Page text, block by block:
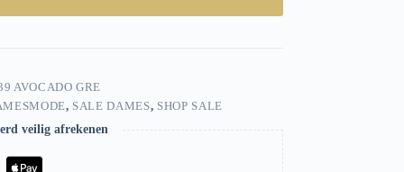
AVOCADO GRE
, SALE DAMES, SHOP SALE
veilig afrekenen